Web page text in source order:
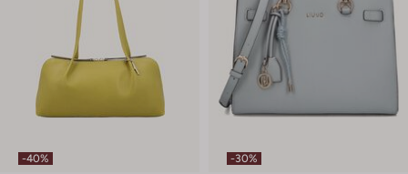
-40% -30%